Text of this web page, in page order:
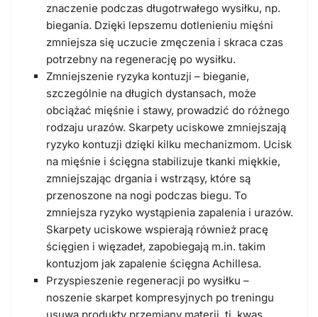
znaczenie podczas długotrwałego wysiłku, np.
biegania. Dzięki lepszemu dotlenieniu mięśni
zmniejsza się uczucie zmęczenia i skraca czas
potrzebny na regenerację po wysiłku.
Zmniejszenie ryzyka kontuzji – bieganie,
szczególnie na długich dystansach, może
obciążać mięśnie i stawy, prowadzić do różnego
rodzaju urazów. Skarpety uciskowe zmniejszają
ryzyko kontuzji dzięki kilku mechanizmom. Ucisk
na mięśnie i ścięgna stabilizuje tkanki miękkie,
zmniejszając drgania i wstrząsy, które są
przenoszone na nogi podczas biegu. To
zmniejsza ryzyko wystąpienia zapalenia i urazów.
Skarpety uciskowe wspierają również pracę
ścięgien i więzadeł, zapobiegają m.in. takim
kontuzjom jak zapalenie ścięgna Achillesa.
Przyspieszenie regeneracji po wysiłku –
noszenie skarpet kompresyjnych po treningu